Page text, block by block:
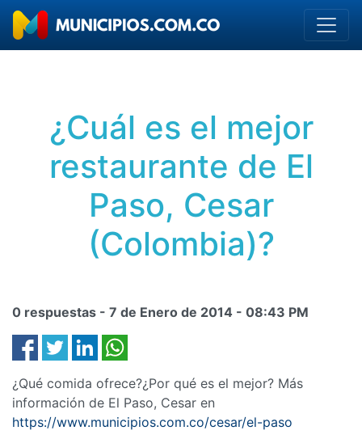
¿Cuál es el mejor
restaurante de El
Paso, Cesar
(Colombia)?
0 respuestas - 7 de Enero de 2014 - 08:43 PM
¿Qué comida ofrece?¿Por qué es el mejor? Más
información de El Paso, Cesar en
https://www.municipios.com.co/cesar/el-paso